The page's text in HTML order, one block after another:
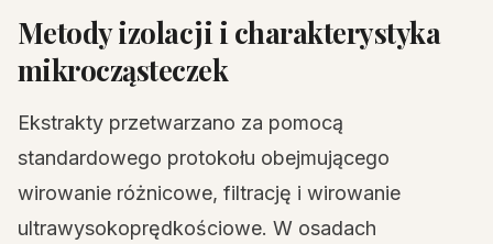
Metody izolacji i charakterystyka
mikrocząsteczek
Ekstrakty przetwarzano za pomocą
standardowego protokołu obejmującego
wirowanie różnicowe, filtrację i wirowanie
ultrawysokoprędkościowe. W osadach